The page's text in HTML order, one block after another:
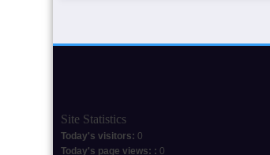
Site Statistics
Today's visitors: 0
Today's page views: : 0